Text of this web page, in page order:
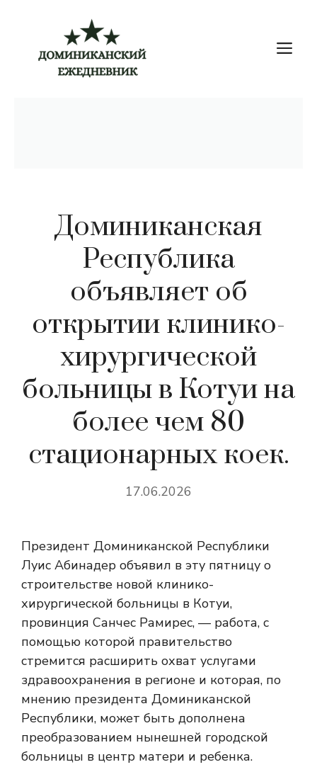
содержимому
Доминиканская
Республика
объявляет об
открытии клинико-
хирургической
больницы в Котуи на
более чем 80
стационарных коек.
17.06.2026
Президент Доминиканской Республики
Луис Абинадер объявил в эту пятницу о
строительстве новой клинико-
хирургической больницы в Котуи,
провинция Санчес Рамирес, — работа, с
помощью которой правительство
стремится расширить охват услугами
здравоохранения в регионе и которая, по
мнению президента Доминиканской
Республики, может быть дополнена
преобразованием нынешней городской
больницы в центр матери и ребенка.